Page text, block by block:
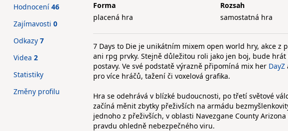
Forma
placená hra
Rozsah
samostatná hra
7 Days to Die je unikátním mixem open world hry, akce
ani rpg prvky. Stejně důležitou roli jako jen boj, bude
postavy. Ve své podstatě výrazně připomíná mix her DayZ
pro více hráčů, tažení či voxelová grafika.
Hra se odehrává v blízké budoucnosti, po třetí světové
začíná měnit zbytky přeživších na armádu
jednoho z přeživších, v oblasti Navezgane County
pravdu ohledně nebezpečného viru.
Hodnocení 46
Zajímavosti 0
Odkazy 7
Videa 2
Statistiky
Změny profilu